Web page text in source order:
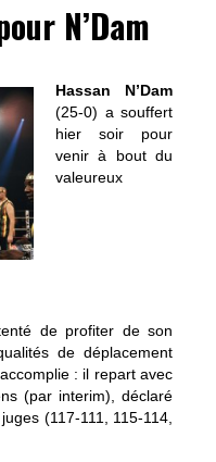
N’Dam
Hassan N’Dam
(25-0) a souffert
hier soir pour
venir à bout du
valeureux
de profiter de son
de déplacement
: il repart avec
(par interim), déclaré
(117-111, 115-114,